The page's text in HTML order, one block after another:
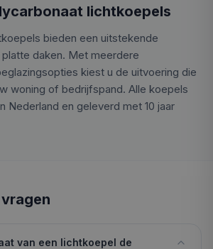
lichtkoepels
bieden een uitstekende
daken. Met meerdere
kiest u de uitvoering die
woning of bedrijfspand. Alle koepels
Nederland en geleverd met 10 jaar
van een lichtkoepel de